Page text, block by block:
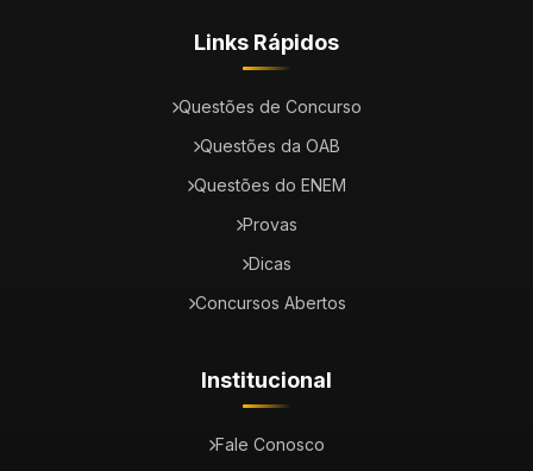
Links Rápidos
Questões de Concurso
Questões da OAB
Questões do ENEM
Provas
Dicas
Concursos Abertos
Institucional
Fale Conosco